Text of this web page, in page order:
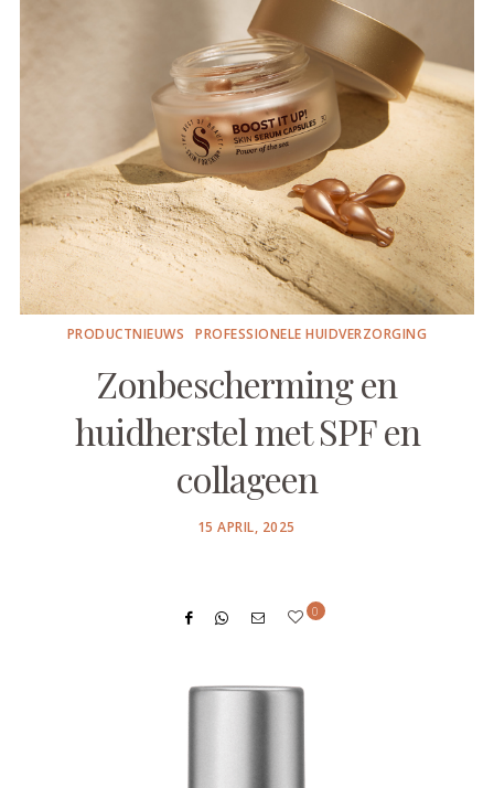
PRODUCTNIEUWS PROFESSIONELE HUIDVERZORGING
Zonbescherming en
huidherstel met SPF en
collageen
POSTED
15 APRIL, 2025
0